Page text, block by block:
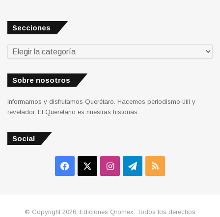
Secciones
Secciones
Sobre nosotros
Informamos y disfrutamos Querétaro. Hacemos periodismo útil y
revelador. El Queretano es nuestras historias.
Social
Facebook InstagramTelegram
RSS
© Copyright 2026, Ediciones Qromex. Todos los derechos